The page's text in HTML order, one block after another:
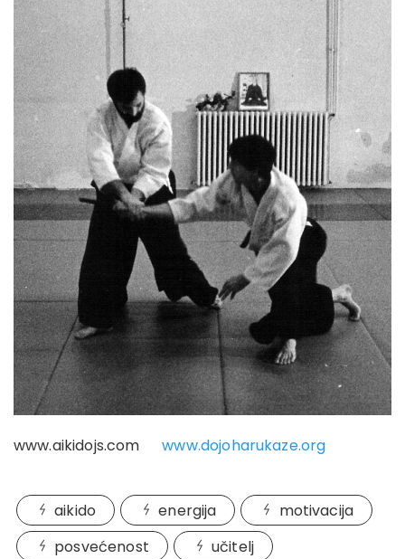
www.aikidojs.comwww.dojoharukaze.org
aikido energija
motivacija
posvećenost
učitelj